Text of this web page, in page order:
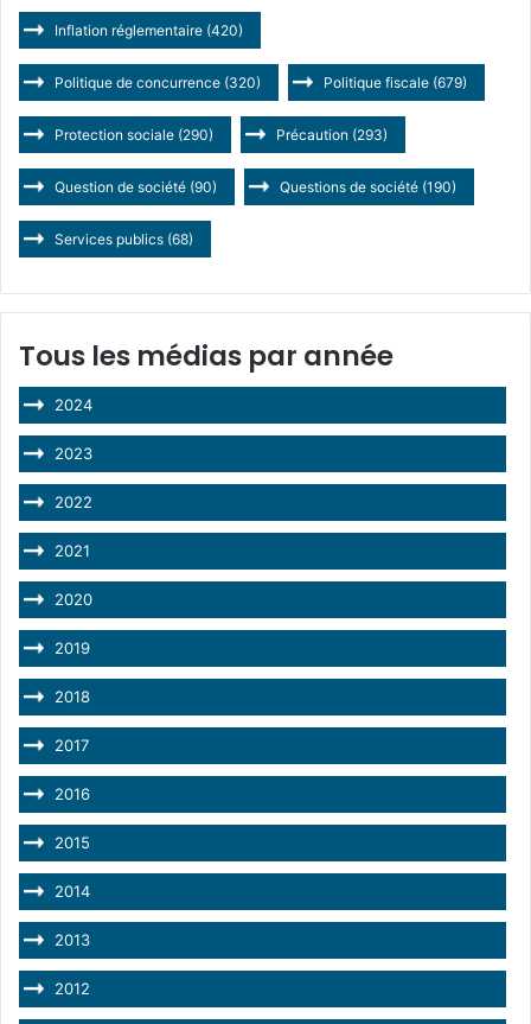
Inflation réglementaire (420)
Politique de concurrence (320) Politique fiscale (679)
Protection sociale (290) Précaution (293)
Question de société (90) Questions de société (190)
Services publics (68)
Tous les médias par année
2024
2023
2022
2021
2020
2019
2018
2017
2016
2015
2014
2013
2012